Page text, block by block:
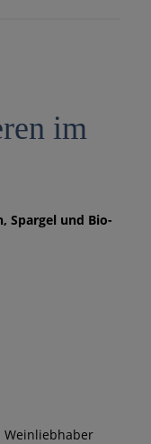
im
Spargel und Bio-
Weinliebhaber